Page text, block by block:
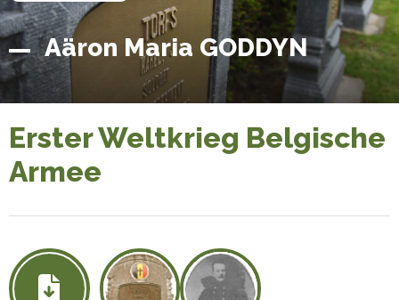
Startseite
Belgian
War
Dead
Register
Aäron Maria GODDYN
Erster Weltkrieg Belgische
Armee